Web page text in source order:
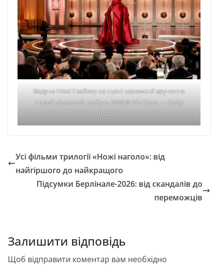
Ведуча Ніккі Глейзер на сцені церемонії вручення
премії «Золотий глобус» 2026 © Річ Полк — Getty
Images
Усі фільми трилогії «Ножі наголо»: від
найгіршого до найкращого
Підсумки Берлінале-2026: від скандалів до
переможців
Залишити відповідь
Щоб відправити коментар вам необхідно